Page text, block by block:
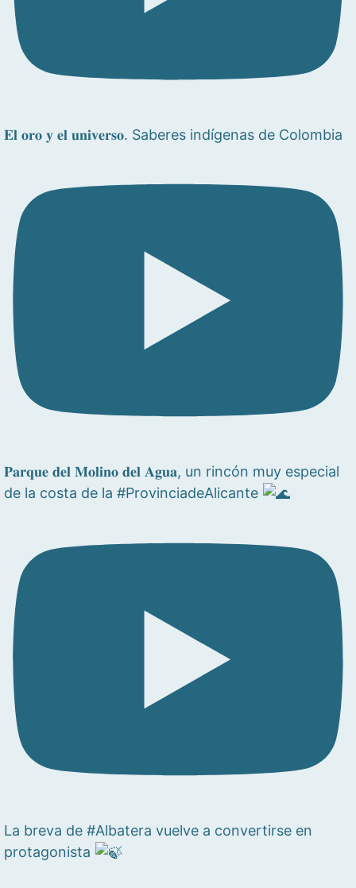
𝐄𝐥 𝐨𝐫𝐨 𝐲 𝐞𝐥 𝐮𝐧𝐢𝐯𝐞𝐫𝐬𝐨. Saberes indígenas de Colombia
𝐏𝐚𝐫𝐪𝐮𝐞 𝐝𝐞𝐥 𝐌𝐨𝐥𝐢𝐧𝐨 𝐝𝐞𝐥 𝐀𝐠𝐮𝐚, un rincón muy especial
de la costa de la #ProvinciadeAlicante
La breva de #Albatera vuelve a convertirse en
protagonista